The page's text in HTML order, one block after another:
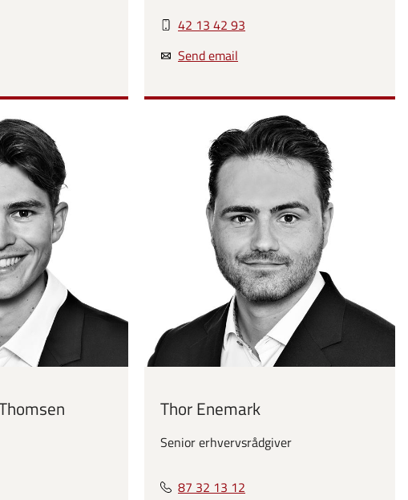
42 13 42 93
Send email
Thor Enemark
Senior erhvervsrådgiver
87 32 13 12